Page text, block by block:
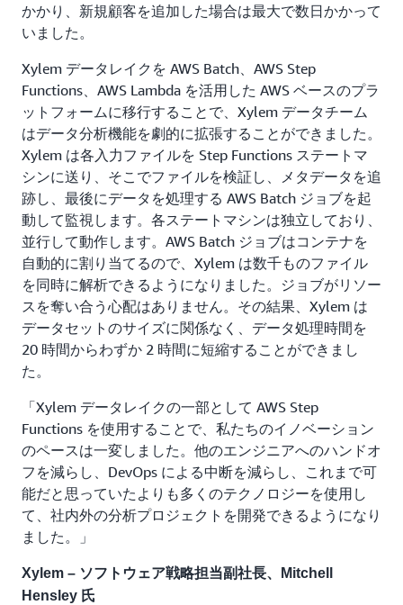
かかり、新規顧客を追加した場合は最大で数日かかって
いました。
Xylem データレイクを AWS Batch、AWS Step
Functions、AWS Lambda を活用した AWS ベースのプラ
ットフォームに移行することで、Xylem データチーム
はデータ分析機能を劇的に拡張することができました。
Xylem は各入力ファイルを Step Functions ステートマ
シンに送り、そこでファイルを検証し、メタデータを追
跡し、最後にデータを処理する AWS Batch ジョブを起
動して監視します。各ステートマシンは独立しており、
並行して動作します。AWS Batch ジョブはコンテナを
自動的に割り当てるので、Xylem は数千ものファイル
を同時に解析できるようになりました。ジョブがリソー
スを奪い合う心配はありません。その結果、Xylem は
データセットのサイズに関係なく、データ処理時間を
20 時間からわずか 2 時間に短縮することができまし
た。
「Xylem データレイクの一部として AWS Step
Functions を使用することで、私たちのイノベーション
のペースは一変しました。他のエンジニアへのハンドオ
フを減らし、DevOps による中断を減らし、これまで可
能だと思っていたよりも多くのテクノロジーを使用し
て、社内外の分析プロジェクトを開発できるようになり
ました。」
Xylem – ソフトウェア戦略担当副社長、Mitchell
Hensley 氏